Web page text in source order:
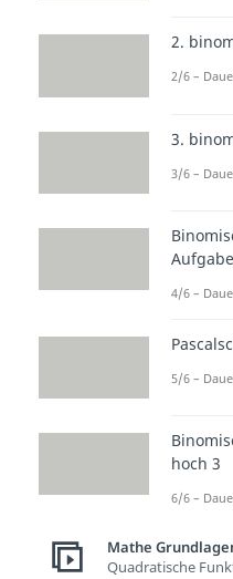
Die
zum
spielst
Würfen
2.
2/6 –
3.
3/6 –
4/6 –
5/6 –
hoch 3
6/6 –
Mathe
Quadratische